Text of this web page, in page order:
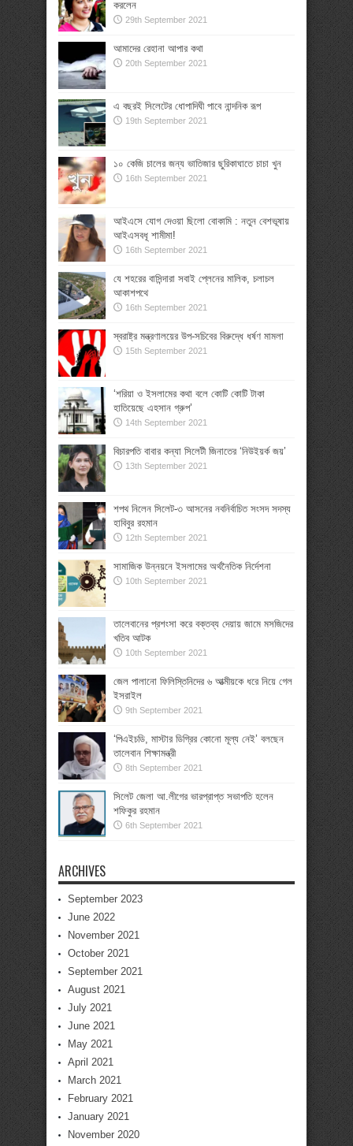
করলেন
29th September 2021
আমাদের রেহানা আপার কথা
20th September 2021
এ বছরই সিলেটের ধোপাদিঘী পাবে নান্দনিক রূপ
19th September 2021
১০ কেজি চালের জন্য ভাতিজার ছুরিকাঘাতে চাচা খুন
16th September 2021
আইএসে যোগ দেওয়া ছিলো বোকামি : নতুন বেশভূষায়
আইএসবধূ শামীমা!
16th September 2021
যে শহরের বাসিন্দারা সবাই প্লেনের মালিক, চলাচল
আকাশপথে
16th September 2021
স্বরাষ্ট্র মন্ত্রণালয়ের উপ-সচিবের বিরুদ্ধে ধর্ষণ মামলা
15th September 2021
‘শরিয়া ও ইসলামের কথা বলে কোটি কোটি টাকা
হাতিয়েছে এহসান গ্রুপ’
14th September 2021
বিচারপতি বাবার কন্যা সিলেটী জিনাতের ‘নিউইয়র্ক জয়’
13th September 2021
শপথ নিলেন সিলেট-৩ আসনের নবনির্বাচিত সংসদ সদস্য
হাবিবুর রহমান
12th September 2021
সামাজিক উন্নয়নে ইসলামের অর্থনৈতিক নির্দেশনা
10th September 2021
তালেবানের প্রশংসা করে বক্তব্য দেয়ায় জামে মসজিদের
খতিব আটক
10th September 2021
জেল পালানো ফিলিস্তিনিদের ৬ আত্মীয়কে ধরে নিয়ে গেল
ইসরাইল
9th September 2021
‘পিএইচডি, মাস্টার ডিগ্রির কোনো মূল্য নেই’ বলছেন
তালেবান শিক্ষামন্ত্রী
8th September 2021
সিলেট জেলা আ.লীগের ভারপ্রাপ্ত সভাপতি হলেন
শফিকুর রহমান
6th September 2021
ARCHIVES
September 2023
June 2022
November 2021
October 2021
September 2021
August 2021
July 2021
June 2021
May 2021
April 2021
March 2021
February 2021
January 2021
November 2020